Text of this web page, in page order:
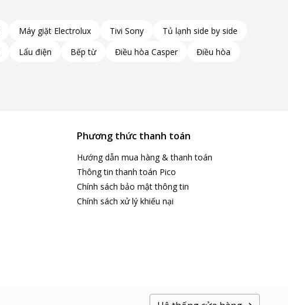
Máy giặt Electrolux Tivi Sony
Tủ lạnh side by side
Lẩu điện Bếp từ Điều hòa Casper
Điều hòa
Phương thức thanh toán
Hướng dẫn mua hàng & thanh toán
Thông tin thanh toán Pico
Chính sách bảo mật thông tin
Chính sách xử lý khiếu nại